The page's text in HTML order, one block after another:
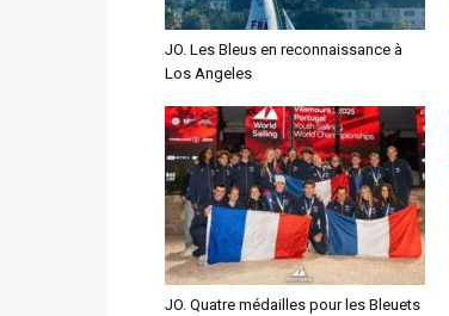
JO. Les Bleus en reconnaissance à
Los Angeles
JO. Quatre médailles pour les Bleuets